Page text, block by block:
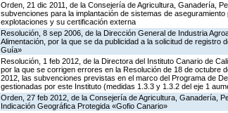
Orden, 21 dic 2011, de la Consejería de Agricultura, Ganadería,
subvenciones para la implantación de sistemas de
explotaciones y su certificación externa
Resolución, 8 sep 2006, de la Dirección General de Industria
Alimentación, por la que se da publicidad a la solicitud de
Guía»
Resolución, 1 feb 2012, de la Directora del Instituto Canario de
por la que se corrigen errores en la Resolución de 18 de octubre
2012, las subvenciones previstas en el marco del Programa de
gestionadas por este Instituto (medidas 1.3.3 y 1.3.2 del eje 1
Orden, 27 feb 2012, de la Consejería de Agricultura, Ganadería,
Indicación Geográfica Protegida «Gofio Canario»